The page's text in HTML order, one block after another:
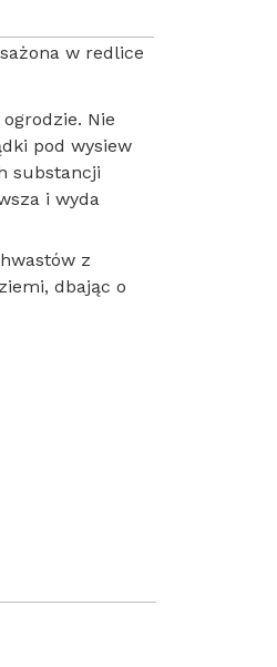
w redlice
Nie
pod wysiew
substancji
i wyda
z
dbając o